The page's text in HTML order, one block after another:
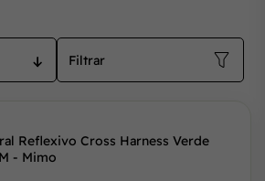
Filtrar
Reflexivo Cross Harness Verde
- Mimo